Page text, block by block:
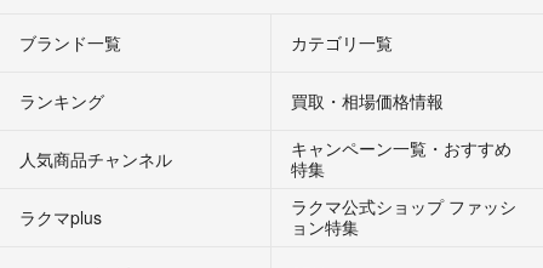
ブランド一覧 カテゴリ一覧
ランキング 買取・相場価格情報
人気商品チャンネル
キャンペーン一覧・おすすめ
特集
ラクマplus
ラクマ公式ショップ ファッシ
ョン特集